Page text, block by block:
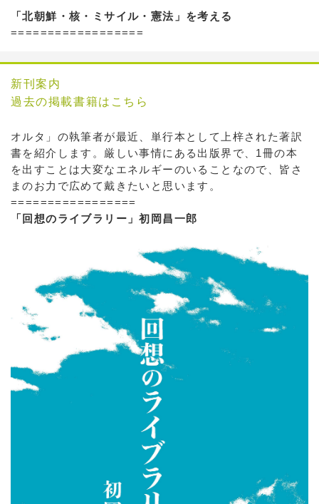
「北朝鮮・核・ミサイル・憲法」を考える
==================
新刊案内
過去の掲載書籍はこちら
オルタ」の執筆者が最近、単行本として上梓された著訳
書を紹介します。厳しい事情にある出版界で、1冊の本
を出すことは大変なエネルギーのいることなので、皆さ
まのお力で広めて戴きたいと思います。
=================
「回想のライブラリー」初岡昌一郎